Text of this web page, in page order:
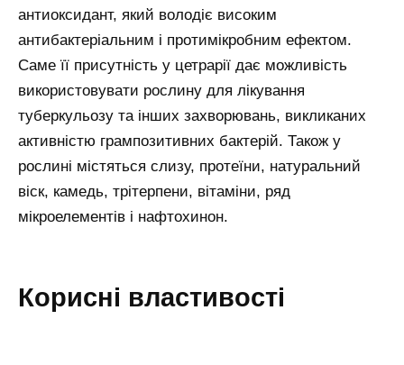
антиоксидант, який володіє високим
антибактеріальним і протимікробним ефектом.
Саме її присутність у цетрарії дає можливість
використовувати рослину для лікування
туберкульозу та інших захворювань, викликаних
активністю грампозитивних бактерій. Також у
рослині містяться слизу, протеїни, натуральний
віск, камедь, трітерпени, вітаміни, ряд
мікроелементів і нафтохинон.
Корисні властивості